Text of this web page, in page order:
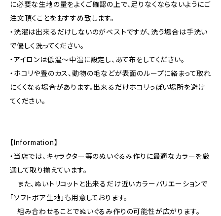
に必要な生地の量をよくご確認の上で、足りなくならないようにご
注文頂くことをおすすめ致します。
・洗濯は出来るだけしないのがベストですが、洗う場合は手洗い
で優しく洗ってください。
・アイロンは低温〜中温に設定し、あて布をしてください。
・ホコリや畳のカス、動物の毛などが表面のループに絡まって取れ
にくくなる場合があります。出来るだけホコリっぽい場所を避け
てください。
【Information】
・当店では、キャラクター等のぬいぐるみ作りに最適なカラーを厳
選して取り揃えています。
また、ぬいトリコットと出来るだけ近いカラーバリエーションで
「ソフトボア生地」も用意しております。
組み合わせることでぬいぐるみ作りの可能性が広がります。